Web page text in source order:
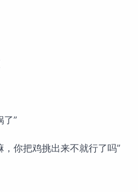
了”
你把鸡挑出来不就行了吗”